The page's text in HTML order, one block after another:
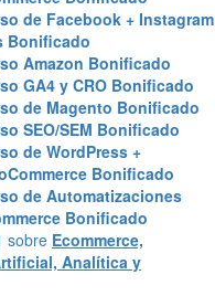
de Facebook + Instagram
Bonificado
Amazon Bonificado
GA4 y CRO Bonificado
de Magento Bonificado
SEO/SEM Bonificado
de WordPress +
Bonificado
de Automatizaciones
Bonificado
sobre Ecommerce,
Analítica y